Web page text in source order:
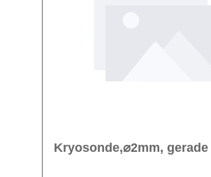
Kryosonde,⌀2mm, gerade